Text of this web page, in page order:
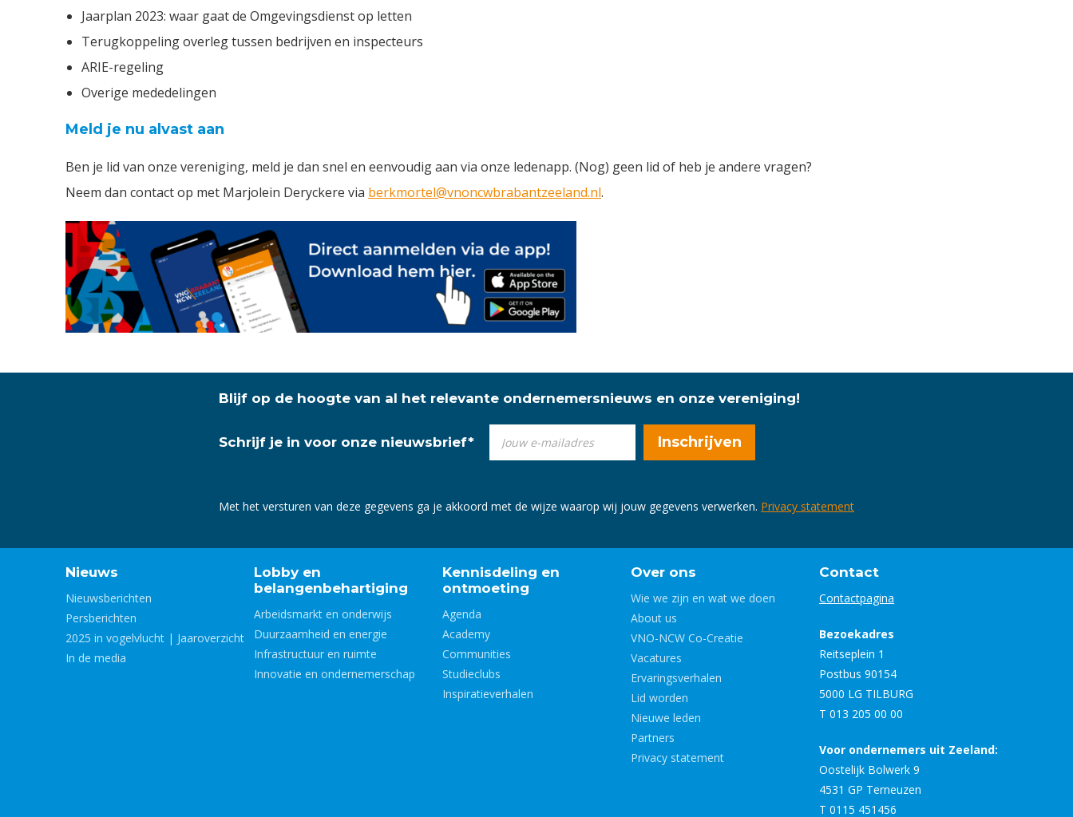
Jaarplan 2023: waar gaat de Omgevingsdienst op letten
Terugkoppeling overleg tussen bedrijven en inspecteurs
ARIE-regeling
Overige mededelingen
Meld je nu alvast aan
Ben je lid van onze vereniging, meld je dan snel en eenvoudig aan via onze ledenapp. (Nog) geen lid of heb je andere vragen?
Neem dan contact op met Marjolein Deryckere via berkmortel@vnoncwbrabantzeeland.nl.
Blijf op de hoogte van al het relevante ondernemersnieuws en onze vereniging!
Schrijf je in voor onze nieuwsbrief*
Met het versturen van deze gegevens ga je akkoord met de wijze waarop wij jouw gegevens verwerken. Privacy statement
Nieuws
Nieuwsberichten
Persberichten
2025 in vogelvlucht | Jaaroverzicht
In de media
Lobby en
belangenbehartiging
Arbeidsmarkt en onderwijs
Duurzaamheid en energie
Infrastructuur en ruimte
Innovatie en ondernemerschap
Kennisdeling en
ontmoeting
Agenda
Academy
Communities
Studieclubs
Inspiratieverhalen
Over ons
Wie we zijn en wat we doen
About us
VNO-NCW Co-Creatie
Vacatures
Ervaringsverhalen
Lid worden
Nieuwe leden
Partners
Privacy statement
Contact
Contactpagina
Bezoekadres
Reitseplein 1
Postbus 90154
5000 LG TILBURG
T 013 205 00 00
Voor ondernemers uit Zeeland:
Oostelijk Bolwerk 9
4531 GP Terneuzen
T 0115 451456